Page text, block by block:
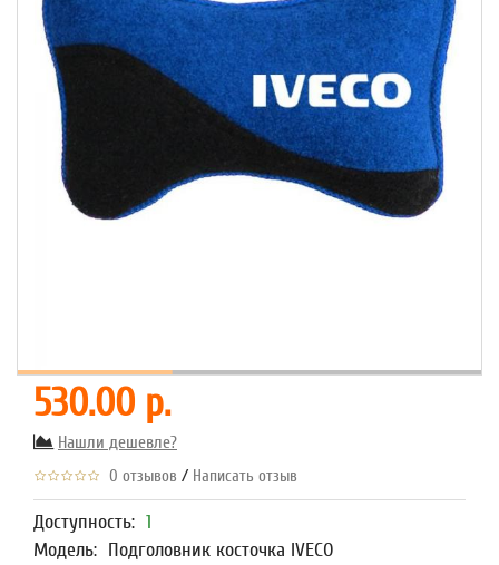
530.00 р.
Нашли дешевле?
0 отзывов / Написать отзыв
Доступность: 1
Модель: Подголовник косточка IVECO